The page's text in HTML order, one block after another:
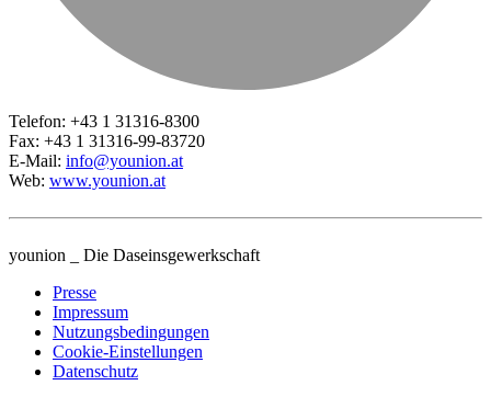
Telefon: +43 1 31316-8300
Fax: +43 1 31316-99-83720
E-Mail: info@younion.at
Web: www.younion.at
younion _ Die Daseinsgewerkschaft
Presse
Impressum
Nutzungsbedingungen
Cookie-Einstellungen
Datenschutz